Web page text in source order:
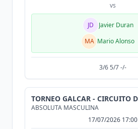
vs
JD
Javier Duran
MA Mario Alonso
3/6 5/7 -/-
ABSOLUTA MASCULINA
17/07/2026 17:00